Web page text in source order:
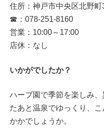
住所：神戸市中央区北野町
☎：078-251-8160
営業：10:00～17:00
店休：なし
いかがでしたか？
ハーブ園で季節を楽しみ
たあと温泉でゆっくり、
かかでしょうか。